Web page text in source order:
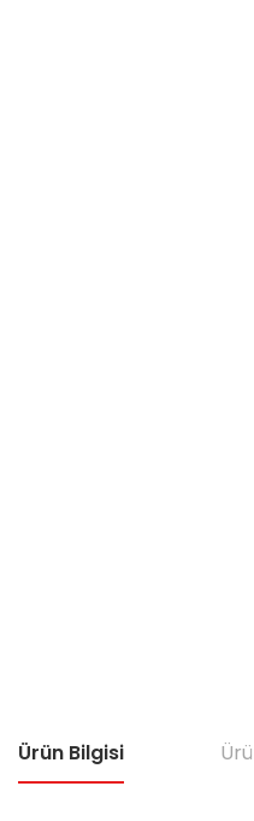
Ürün Bilgisi